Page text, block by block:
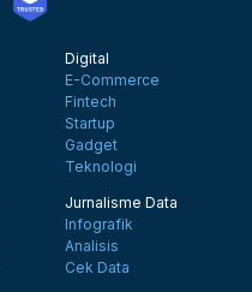
Digital
E-Commerce
Fintech
Startup
Gadget
Teknologi
Jurnalisme Data
Infografik
Analisis
Cek Data